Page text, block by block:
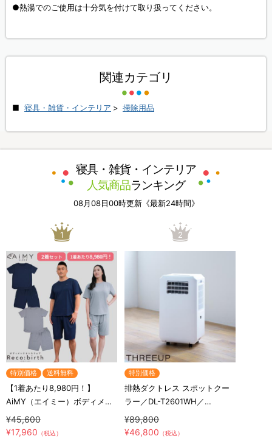
●熱湯でのご使用は十分気を付けて取り扱ってください。
関連カテゴリ
寝具・雑貨・インテリア > 掃除用品
寝具・雑貨・インテリア
人気商品ランキング
08月08日00時更新《最新24時間》
1
特別価格 送料無料
【1着あたり8,980円！】
AiMY（エイミー）ボディメン
テナンスウェア リカバース／
半袖半ズボン／2着セット／上
¥45,600
¥17,960 （税込）
2
特別価格
排熱ダクトレス スポットクー
ラー／DL-T2601WH／
THREEUP(スリーアップ)／取
付工事不要／除湿
¥89,800
¥46,800 （税込）